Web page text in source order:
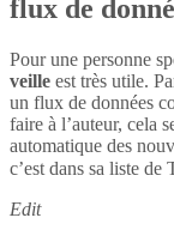
flux de
Pour une personne
veille est très utile.
un flux de données
faire à l’auteur, cela
automatique des
c’est dans sa liste
Edit